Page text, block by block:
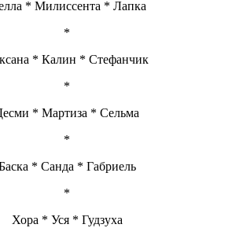
* Милиссента * Лапка
*
* Калин * Стефанчик
*
* Мартиза * Сельма
*
* Санда * Габриель
*
Хора * Уся * Гудзуха